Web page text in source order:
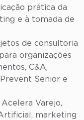
prática da
e à tomada de
de consultoria
organizações
C&A,
Senior e
Varejo,
marketing